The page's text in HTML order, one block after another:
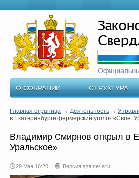
О СОБРАНИИ СТРУКТУРА
Главная страница → Деятельность →
в Екатеринбурге фермерский уголок «Своё.
Владимир Смирнов открыл в
Уральское»
29 Мая 16:20 Версия для печати